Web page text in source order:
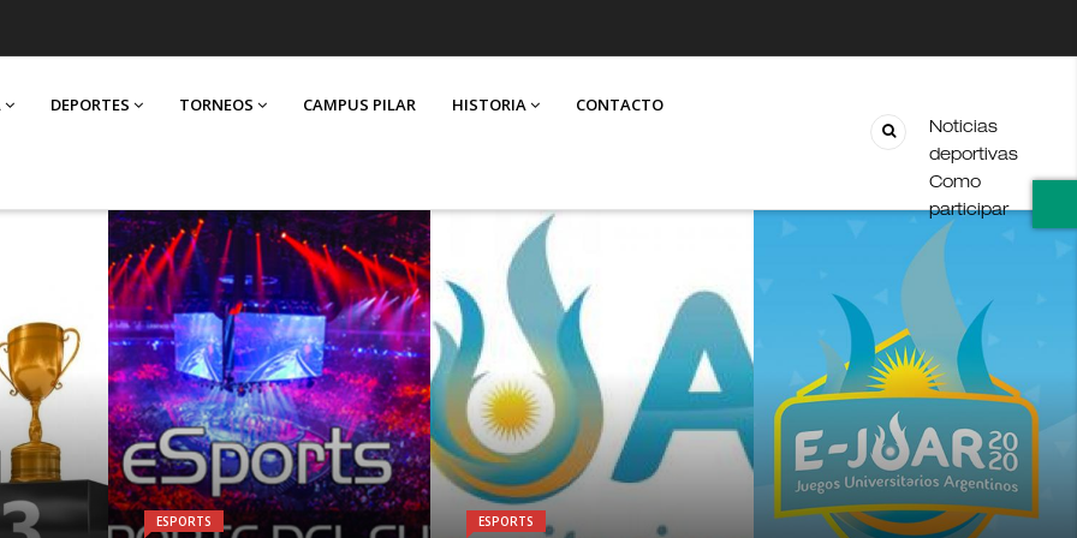
DEPORTES TORNEOS CAMPUS PILAR HISTORIA CONTACTO
Noticias
deportivas
Como
participar
ESPORTS ESPORTS